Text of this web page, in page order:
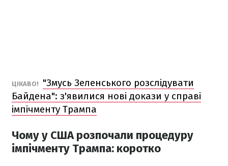
ЦІКАВО!
"Змусь Зеленського розслідувати
Байдена": з'явилися нові докази у справі
імпічменту Трампа
Чому у США розпочали процедуру
імпічменту Трампа: коротко